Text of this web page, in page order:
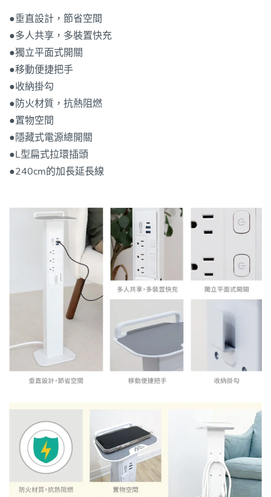
●垂直設計，節省空間
●多人共享，多裝置快充
●獨立平面式開關
●移動便捷把手
●收納掛勾
●防火材質，抗熱阻燃
●置物空間
●隱藏式電源總開關
●L型扁式拉環插頭
●240cm的加長延長線